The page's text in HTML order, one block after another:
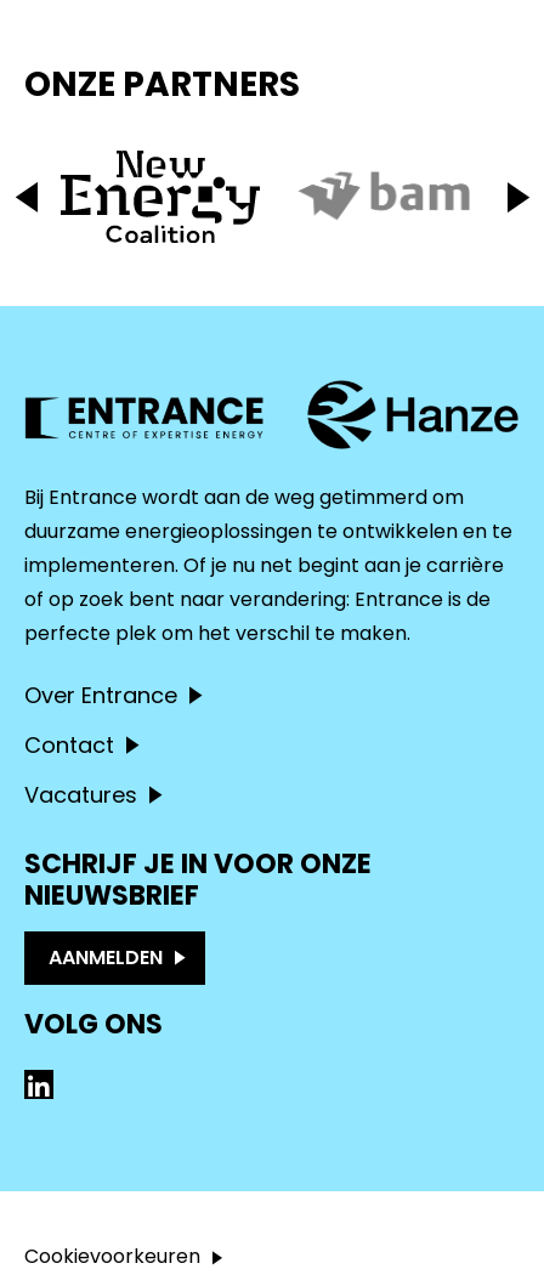
ONZE PARTNERS
Bij Entrance wordt aan de weg getimmerd om
duurzame energieoplossingen te ontwikkelen en te
implementeren. Of je nu net begint aan je carrière
of op zoek bent naar verandering: Entrance is de
perfecte plek om het verschil te maken.
Over Entrance
Contact
Vacatures
SCHRIJF JE IN VOOR ONZE
NIEUWSBRIEF
AANMELDEN
VOLG ONS
LinkedIn
Cookievoorkeuren